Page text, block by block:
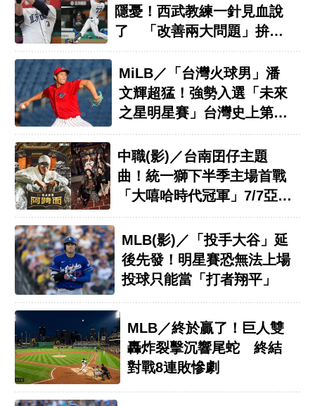
隱憂！西武教練一針見血說
了 「改善兩大問題」拚站
MiLB／「台灣火球男」潘
文輝超猛！強勢入選「未來
之星明星賽」台灣史上第15
中職(影)／台南囝仔主題
曲！統一獅下半季主場首戰
「大嘻哈時代冠軍」7/7亞太
MLB(影)／「投手大谷」延
後先發！明星賽恐無法上場
投球只能當「打者翔平」
MLB／終於贏了！巨人雙
轟炸裂擊沉響尾蛇 終結
對戰8連敗慘劇